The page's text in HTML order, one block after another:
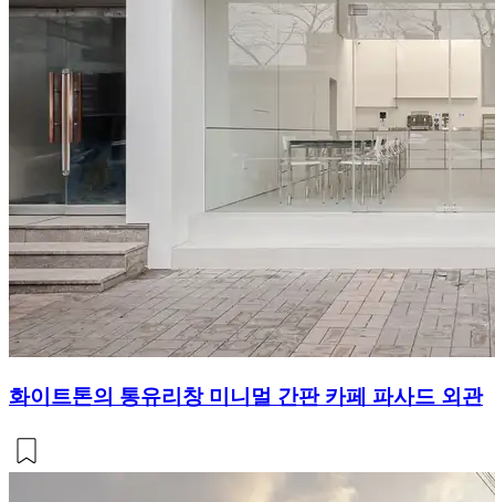
화이트톤의 통유리창 미니멀 간판 카페 파사드 외관